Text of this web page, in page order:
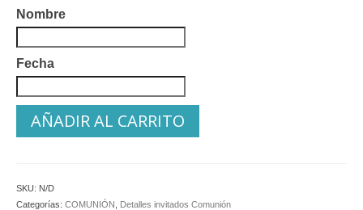
Nombre
Fecha
AÑADIR AL CARRITO
SKU: N/D
Categorías: COMUNIÓN Detalles invitados Comunión